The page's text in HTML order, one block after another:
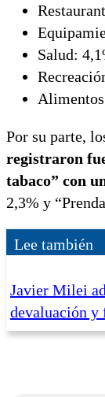
Salud:
Por su parte,
registraron
tabaco” con
2,3% y
Lee también
Javier Milei
devaluación y